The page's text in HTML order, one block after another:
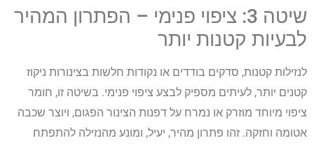
שיטה 3: ציפוי פנימי – הפתרון המהיר
לבעיות קטנות יותר
לנזילות קטנות, סדקים בודדים או נקודות חלשות בצינורות ניקוז
קטנים יותר, לעיתים מספיק לבצע ציפוי פנימי. בשיטה זו, חומר
ציפוי מיוחד מוזרק או נמרח על דפנות הצינור הפגום, ויוצר שכבה
אטומה וחזקה. זהו פתרון מהיר, יעיל, ומונע מהנזילה להתפתח